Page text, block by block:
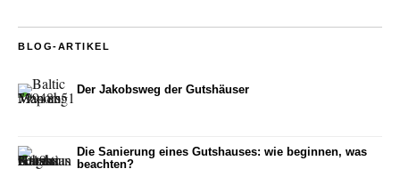
BLOG-ARTIKEL
Der Jakobsweg der Gutshäuser
Die Sanierung eines Gutshauses: wie beginnen, was
beachten?